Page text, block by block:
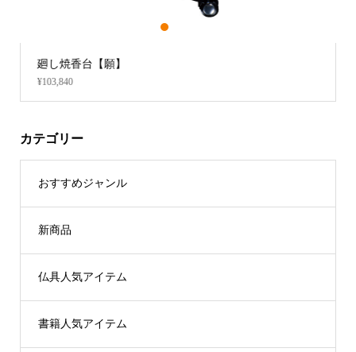
1
カテゴリー
おすすめジャンル
新商品
仏具人気アイテム
書籍人気アイテム